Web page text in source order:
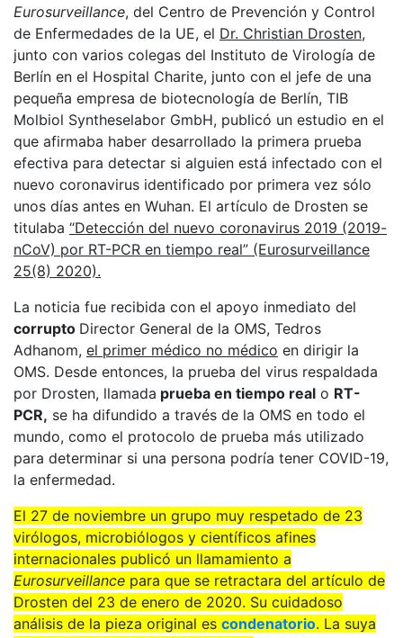
Eurosurveillance, del Centro de Prevención y Control
de Enfermedades de la UE, el Dr. Christian Drosten,
junto con varios colegas del Instituto de Virología de
Berlín en el Hospital Charite, junto con el jefe de una
pequeña empresa de biotecnología de Berlín, TIB
Molbiol Syntheselabor GmbH, publicó un estudio en el
que afirmaba haber desarrollado la primera prueba
efectiva para detectar si alguien está infectado con el
nuevo coronavirus identificado por primera vez sólo
unos días antes en Wuhan. El artículo de Drosten se
titulaba “Detección del nuevo coronavirus 2019 (2019-
nCoV) por RT-PCR en tiempo real” (Eurosurveillance
25(8) 2020).
La noticia fue recibida con el apoyo inmediato del
corrupto Director General de la OMS, Tedros
Adhanom, el primer médico no médico en dirigir la
OMS. Desde entonces, la prueba del virus respaldada
por Drosten, llamada prueba en tiempo real o RT-
PCR, se ha difundido a través de la OMS en todo el
mundo, como el protocolo de prueba más utilizado
para determinar si una persona podría tener COVID-19,
la enfermedad.
El 27 de noviembre un grupo muy respetado de 23
virólogos, microbiólogos y científicos afines
internacionales publicó un llamamiento a
Eurosurveillance para que se retractara del artículo de
Drosten del 23 de enero de 2020. Su cuidadoso
análisis de la pieza original es condenatorio. La suya